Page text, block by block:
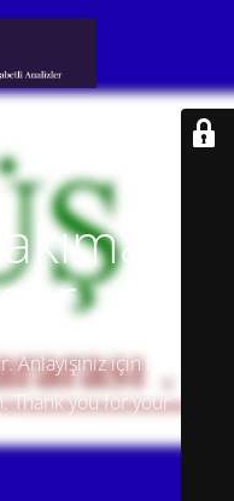
için teşekkür
Thank you for your